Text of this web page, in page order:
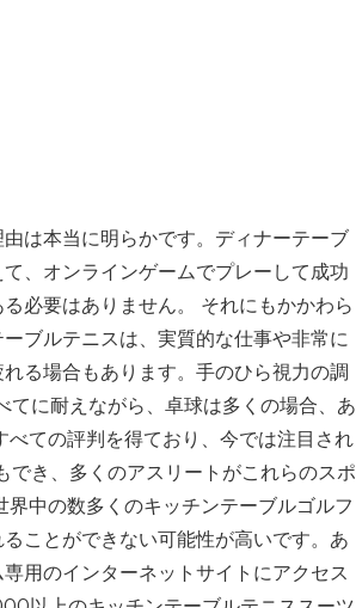
は本当に明らかです。ディナーテーブ
、オンラインゲームでプレーして成功
必要はありません。 それにもかかわら
ブルテニスは、実質的な仕事や非常に
る場合もあります。手のひら視力の調
てに耐えながら、卓球は多くの場合、あ
ての評判を得ており、今では注目され
でき、多くのアスリートがこれらのスポ
中の数多くのキッチンテーブルゴルフ
ことができない可能性が高いです。あ
用のインターネットサイトにアクセス